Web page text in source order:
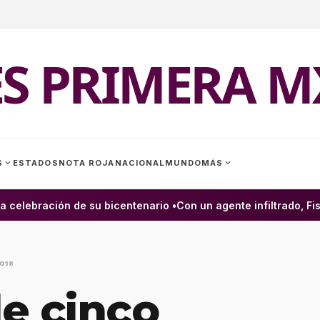
PRIMERA
expand_more ESTADOS NOTA ROJA NACIONAL MUNDOMÁS expand_more
de su bicentenario •Con un agente infiltrado,